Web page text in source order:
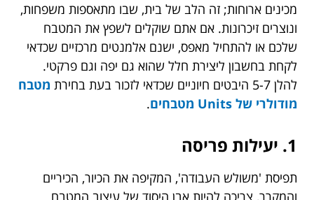
מכינים ארוחות; זה הלב של בית, שבו מתאספות משפחות,
ונוצרים זיכרונות. אם אתם שוקלים לשפץ את המטבח
שלכם או להתחיל מאפס, ישנם אלמנטים מרכזיים שכדאי
לקחת בחשבון ליצירת חלל שהוא גם יפה וגם פרקטי.
להלן 5-7 היבטים חיוניים שכדאי לזכור בעת בחירת
מטבח
מודולרי של Units מטבחים
.
1. יעילות פריסה
תפיסת 'משולש העבודה', המקיפה את הכיור, הכיריים
והמקרר, צריכה להיות אבן היסוד של עיצוב המטבח